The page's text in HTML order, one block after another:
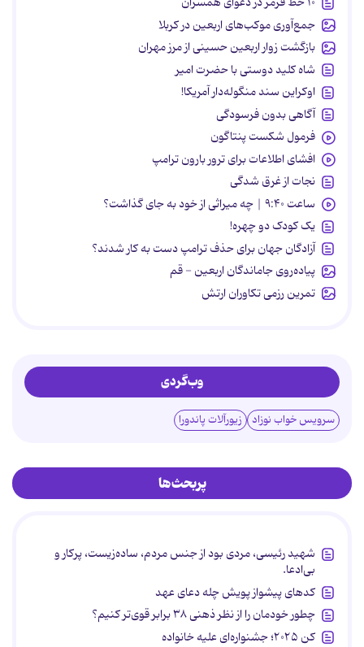
جمع‌آوری موکب‌های اربعین در کربلا
بازگشت زوار اربعین حسینی از مرز مهران
شاه کلید دوستی با حضرت امیر
اوکراین سند منگوله‌دار آمریکا!
آگاهی بدون فرسودگی
فرمول شکست پنتاگون
افشای اطلاعات برای ترور بارون ترامپ
نجات از غرق شدگی
ساعت ۹:۴۰ | چه میراثی از خود به جای گذاشت؟
یک کودک دو چهره!
آزادگان جهان برای حذف ترامپ دست به کار شدند؟
پیاده‌روی جاماندگان اربعین - قم
تمرین رزمی تکاوران ارتش
وب‌گردی
سرویس خواب نوزاد زیورآلات پاندورا
پربحث‌ها
شهید رئیسی، مردی بود از جنس مردم، ساده‌زیست، پرکار و
بی‌ادعا.
کدهای پیشواز پویش چله دعای عهد
چطور خودمان را از نظر ذهنی ۳۸ برابر قوی‌تر کنیم؟
کن ۲۰۲۵؛ جشنواره‌ای علیه خانواده